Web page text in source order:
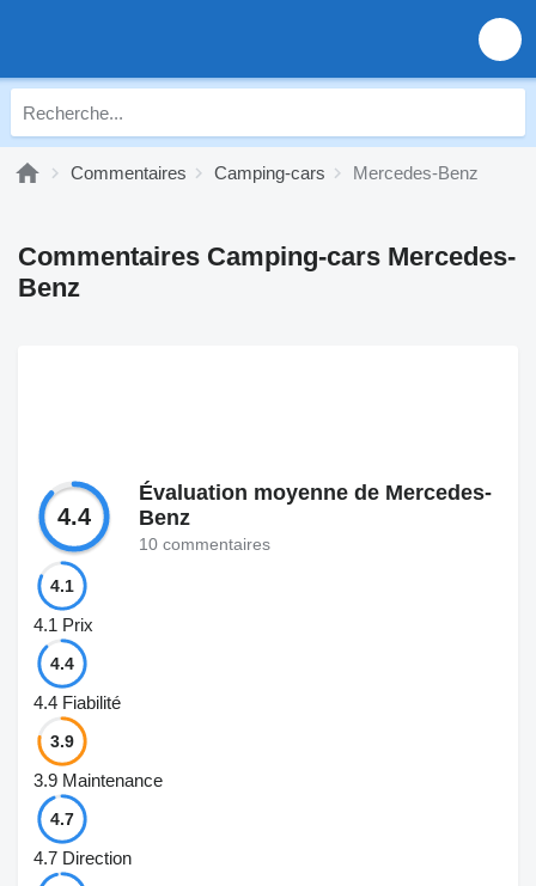
Commentaires Camping-cars Mercedes-Benz
Commentaires Camping-cars Mercedes-
Benz
4.4
Évaluation moyenne de Mercedes-
Benz
10 commentaires
4.1
4.1 Prix
4.4
4.4 Fiabilité
3.9
3.9 Maintenance
4.7
4.7 Direction